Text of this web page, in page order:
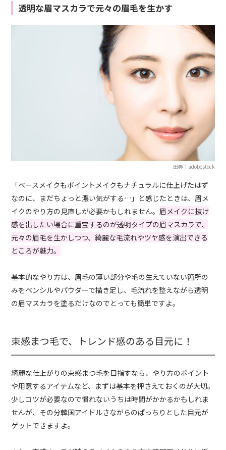
透明な眉マスカラで元々の眉毛を生かす
出典：adobestock
「ベースメイクもポイントメイクもナチュラルに仕上げたはず
なのに、まだちょっと濃い気がする…」と感じたときは、眉メ
イクのやり方の見直しが必要かもしれません。 眉メイクに抜け
感を出したい場合に重宝するのが透明タイプの眉マスカラで、
元々の眉毛を生かしつつ、綺麗な毛流れやツヤ感を演出できる
ところが魅力。
基本的なやり方は、眉毛の薄い部分や毛の生えていない箇所の
みをペンシルやパウダーで描き足し、毛流れを整えながら透明
の眉マスカラを塗るだけなのでとっても簡単ですよ。
束感まつ毛で、トレンド感のある目元に！
綺麗な仕上がりの束感まつ毛を目指すなら、やり方のポイント
や用意するアイテムなど、まずは基本を押さえておくのが大切。
少しコツが必要なので慣れないうちは時間がかかるかもしれま
せんが、その分韓国アイドルさながらのぱっちりとした目元が
ゲットできますよ。